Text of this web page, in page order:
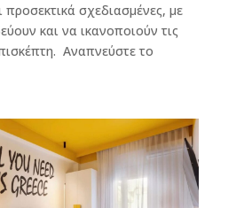
προσεκτικά σχεδιασμένες, με
και να ικανοποιούν τις
Αναπνεύστε το